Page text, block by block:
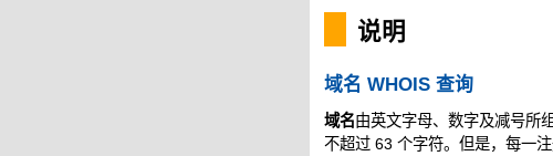
说明
域名 WHOIS 查询
域名由英文字母、数字及减号所
不超过 63 个字符。但是，每一